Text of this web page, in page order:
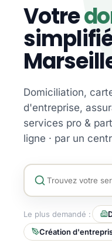
Votre
Domiciliation,
d'entreprise,
services pro &
ligne · par un
Le plus demandé :
Création